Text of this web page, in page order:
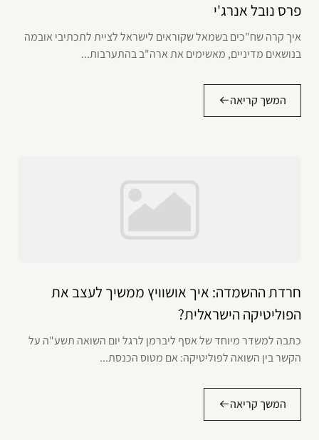
פרס נובל אנרג'י
איך קרה שח"כים בשמאל שקוראים לישראל לציית לתכתיבי אובמה
בנושאים מדיניים, מאשימים את ארה"ב בהתערבות...
המשך קריאה
חרדת ההשמדה: איך אושוויץ ממשיך לעצב את
הפוליטיקה הישראלית?
כתבה למשדר מיוחד של אסף ליברמן לרגל יום השואה תשע"ה על
הקשר בין השואה לפוליטיקה: אם מטוס הכנסת...
המשך קריאה